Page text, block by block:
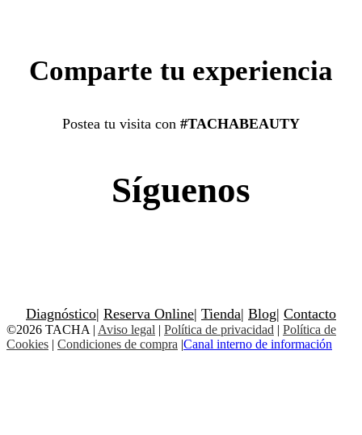
Comparte tu experiencia
Postea tu visita con #TACHABEAUTY
Síguenos
Diagnóstico| Reserva Online| Tienda| Blog| Contacto
©2026 TACHA | Aviso legal | Política de privacidad | Política de
Cookies | Condiciones de compra |Canal interno de información